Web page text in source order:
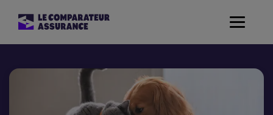
Toggle